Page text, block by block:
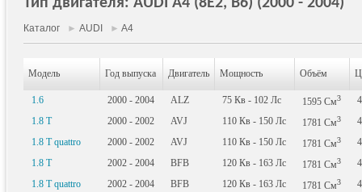
Каталог ► AUDI ► A4
Модель Год выпуска Двигатель Мощность Объём
1.6 2000 - 2004 ALZ 75 Кв - 102 Лс 1595 См3
4
1.8 T
2000 - 2002 AVJ 110 Кв - 150 Лс 1781 См3
4
1.8 T quattro
2000 - 2002 AVJ 110 Кв - 150 Лс 1781 См3
4
1.8 T
2002 - 2004 BFB 120 Кв - 163 Лс 1781 См3
4
1.8 T quattro
2002 - 2004 BFB 120 Кв - 163 Лс 1781 См3
4